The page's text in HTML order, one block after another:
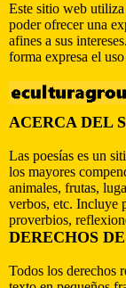
Este sitio web
poder ofrecer una
afines a sus
forma expresa el
ACERCA DEL
Las poesías es un
los mayores
animales, frutas,
verbos, etc. Incluye
proverbios,
DERECHOS
Todos los derechos